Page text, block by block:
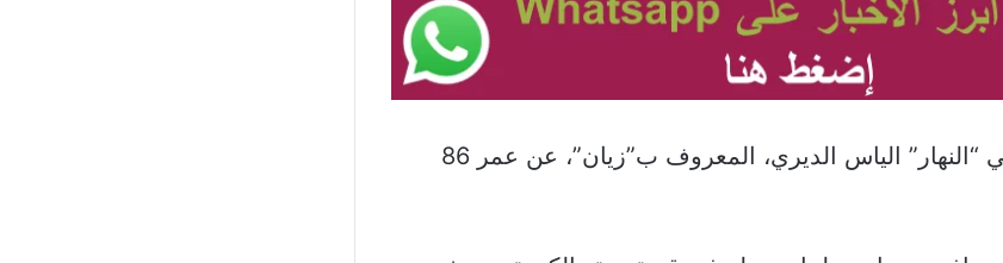
غيب الموت الكاتب في “النهار” الياس الديري، المعروف ب”زيان”، عن عمر 86